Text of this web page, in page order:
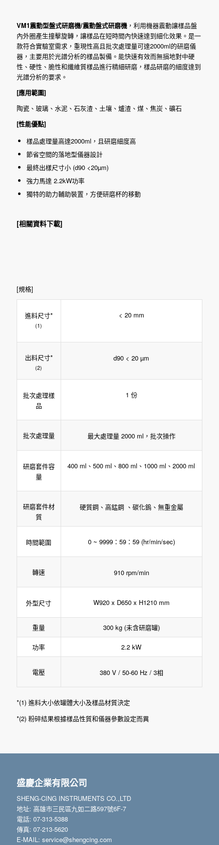
VM1震動型盤式研磨機/震動盤式研磨機，利用機器震動讓樣品盤
內外圈產生撞擊旋轉，讓樣品在短時間內快速達到細化效果。是一
款符合實驗室需求，重現性高且批次處理量可達2000ml的研磨儀
器，主要用於光譜分析的樣品製備。能快速有效而無損地對中硬
性、硬性、脆性和纖維質樣品進行精細研磨，樣品研磨的細度達到
光譜分析的要求。
[應用範圍]
陶瓷、玻璃、水泥、石灰渣、土壤、爐渣、煤、焦炭、礦石
[性能優點]
樣品處理量高達2000ml，且研磨細度高
節省空間的落地型儀器設計
最終出樣尺寸小 (d90 <20µm)
強力馬達 2.2kW功率
獨特的助力輔助裝置，方便研磨杯的移動
[相關資料下載]
[規格]
進料尺寸*
(1)
< 20 mm
出料尺寸*
(2)
d90 < 20 µm
批次處理樣
品
1 份
批次處理量 最大處理量 2000 ml，批次操作
研磨套件容
量
400 ml、500 ml、800 ml、1000 ml、2000 ml
研磨套件材
質
硬質鋼、高錳鋼 、碳化鎢、無重金屬
時間範圍 0 ~ 9999：59：59 (hr/min/sec)
轉速 910 rpm/min
外型尺寸 W920 x D650 x H1210 mm
重量 300 kg (未含研磨罐)
功率 2.2 kW
電壓 380 V / 50-60 Hz / 3相
*(1) 進料大小依罐體大小及樣品材質決定
*(2) 粉碎結果根據樣品性質和儀器參數設定而異
盛慶企業有限公司
SHENG-CING INSTRUMENTS CO.,LTD
地址: 高雄市三民區九如二路597號6F-7
電話: 07-313-5388
傳真: 07-213-5620
E-MAIL: service@shengcing.com